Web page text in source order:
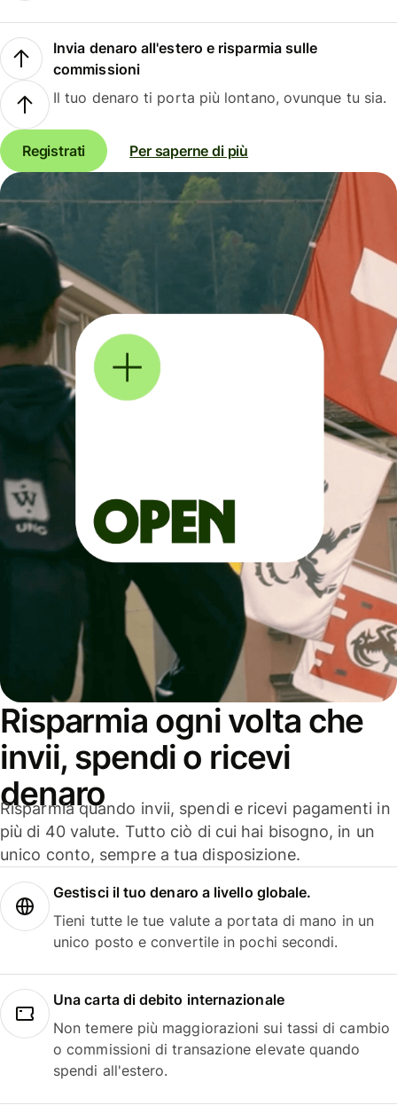
Invia denaro all'estero e risparmia sulle
commissioni
Il tuo denaro ti porta più lontano, ovunque tu sia.
Registrati Per saperne di più
Risparmia ogni volta che
invii, spendi o ricevi
denaro
Risparmia quando invii, spendi e ricevi pagamenti in
più di 40 valute. Tutto ciò di cui hai bisogno, in un
unico conto, sempre a tua disposizione.
Gestisci il tuo denaro a livello globale.
Tieni tutte le tue valute a portata di mano in un
unico posto e convertile in pochi secondi.
Una carta di debito internazionale
Non temere più maggiorazioni sui tassi di cambio
o commissioni di transazione elevate quando
spendi all'estero.